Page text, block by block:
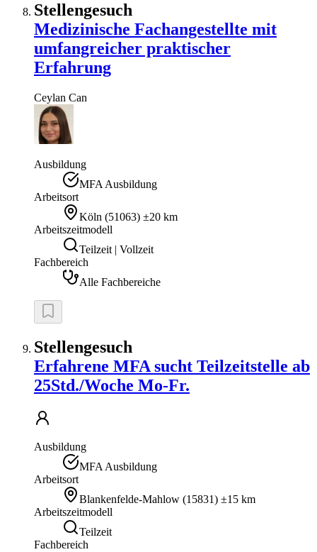
Stellengesuch
Medizinische Fachangestellte mit
umfangreicher praktischer
Erfahrung
Ceylan Can
Ausbildung
MFA Ausbildung
Arbeitsort
Köln (51063) ±20 km
Arbeitszeitmodell
Teilzeit | Vollzeit
Fachbereich
Alle Fachbereiche
Stellengesuch
Erfahrene MFA sucht Teilzeitstelle ab
25Std./Woche Mo-Fr.
Ausbildung
MFA Ausbildung
Arbeitsort
Blankenfelde-Mahlow (15831) ±15 km
Arbeitszeitmodell
Teilzeit
Fachbereich